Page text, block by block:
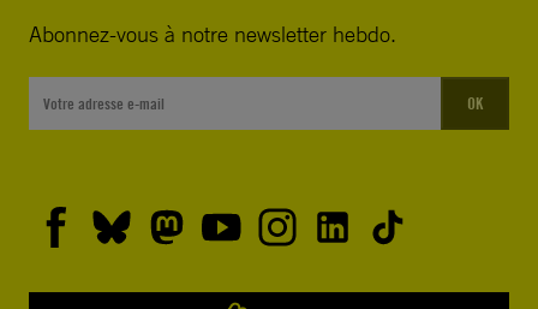
Abonnez-vous à notre newsletter hebdo.
OK